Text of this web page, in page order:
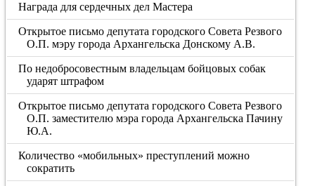
Награда для сердечных дел Мастера
Открытое письмо депутата городского Совета Резвого
О.П. мэру города Архангельска Донскому А.В.
По недобросовестным владельцам бойцовых собак
ударят штрафом
Открытое письмо депутата городского Совета Резвого
О.П. заместителю мэра города Архангельска Пачину
Ю.А.
Количество «мобильных» преступлений можно
сократить